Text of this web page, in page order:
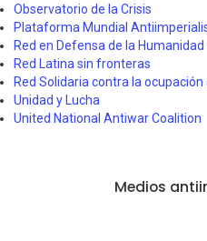
Observatorio de la Crisis
Plataforma Mundial
Red en Defensa de la Humanidad
Red Latina sin fronteras
Red Solidaria contra la ocupación
Unidad y Lucha
United National Antiwar Coalition
Medios